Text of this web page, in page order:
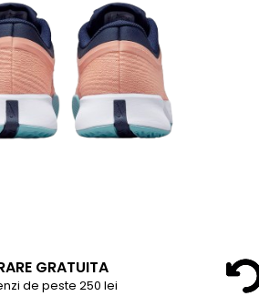
GRATUITA
de peste 250 lei